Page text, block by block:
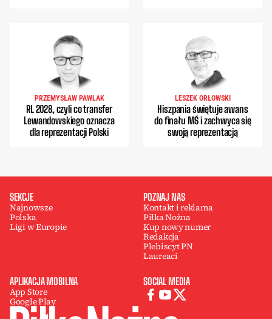
PRZEMYSŁAW PAWLAK
RL 2028, czyli co transfer
Lewandowskiego oznacza
dla reprezentacji Polski
LESZEK ORŁOWSKI
Hiszpania świętuje awans
do finału MŚ i zachwyca się
swoją reprezentacją
SEKCJE
Najnowsze
Polska
Ligi w Europie
POZNAJ NAS
Kontakt i reklama
Piłka Nożna
Kup nowy numer
Redakcja
Plebiscyt PN
Laureaci
APLIKACJA MOBILNA
App Store
Google Play
SOCIAL MEDIA